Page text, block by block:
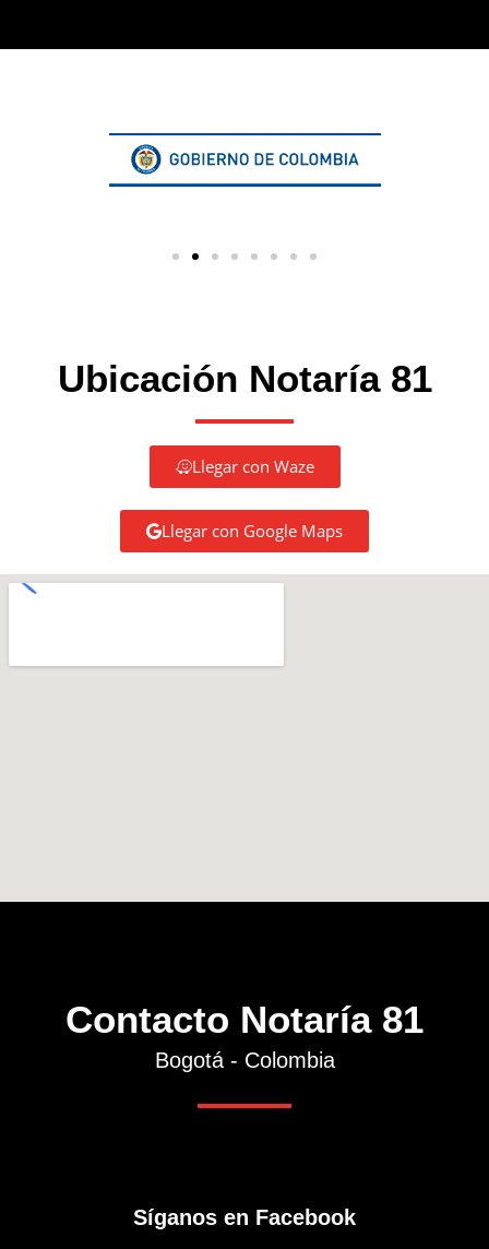
Ubicación Notaría 81
Llegar con Waze
Llegar con Google Maps
Contacto Notaría 81
Bogotá - Colombia
Síganos en Facebook